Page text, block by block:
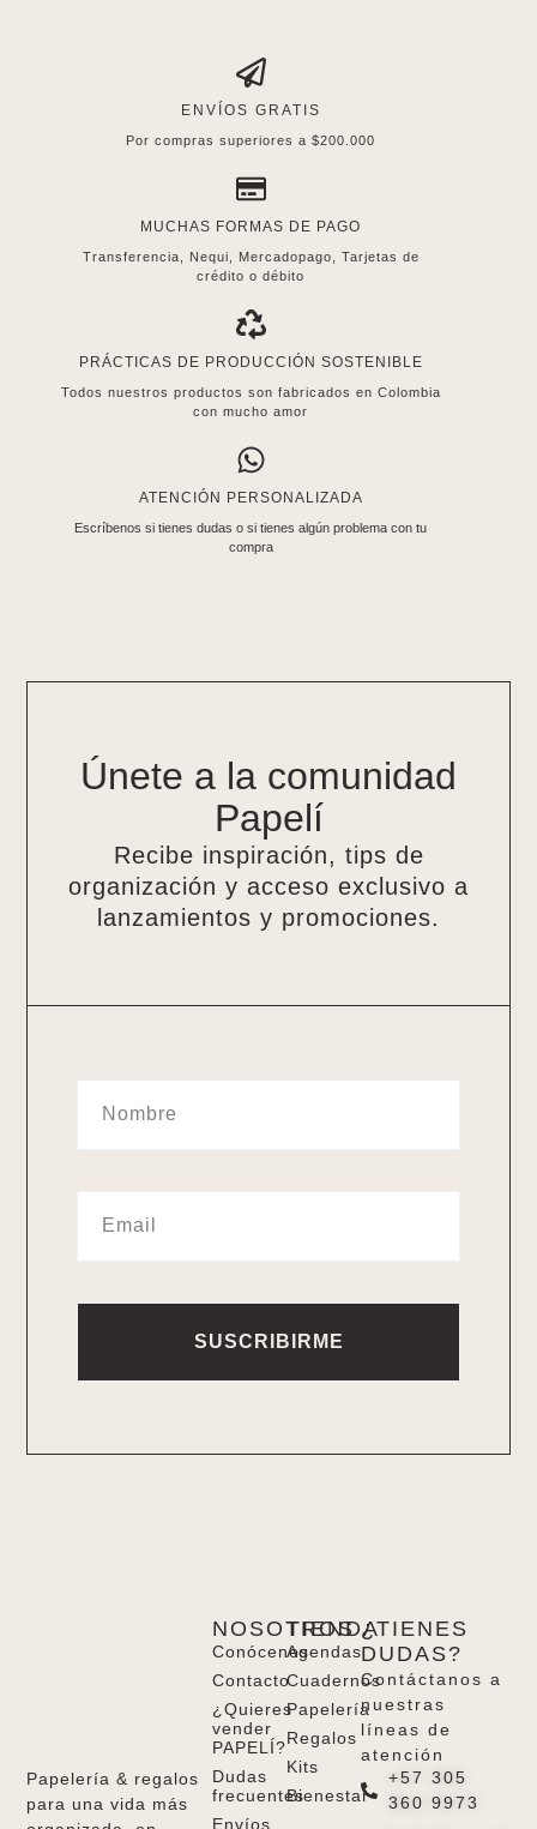
ENVÍOS GRATIS
Por compras superiores a $200.000
MUCHAS FORMAS DE PAGO
Transferencia, Nequi, Mercadopago, Tarjetas de
crédito o débito
PRÁCTICAS DE PRODUCCIÓN SOSTENIBLE
Todos nuestros productos son fabricados en Colombia
con mucho amor
ATENCIÓN PERSONALIZADA
Escríbenos si tienes dudas o si tienes algún problema con tu
compra
Únete a la comunidad
Papelí
Recibe inspiración, tips de
organización y acceso exclusivo a
lanzamientos y promociones.
SUSCRIBIRME
Papelería & regalos
para una vida más
TIENDA
Agendas
Cuadernos
Papelería
Regalos
Kits
Bienestar
NOSOTROS
Conócenos
Contacto
¿Quieres
vender
PAPELÍ?
Dudas
frecuentes
Envíos
¿TIENES
DUDAS?
Contáctanos a
nuestras
líneas de
atención
+57 305
360 9973